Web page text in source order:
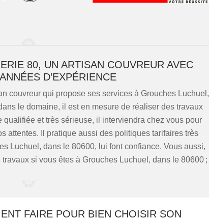
80, UN ARTISAN COUVREUR AVEC
D’EXPÉRIENCE
couvreur qui propose ses services à Grouches Luchuel,
le domaine, il est en mesure de réaliser des travaux
et très sérieuse, il interviendra chez vous pour
attentes. Il pratique aussi des politiques tarifaires très
Luchuel, dans le 80600, lui font confiance. Vous aussi,
si vous êtes à Grouches Luchuel, dans le 80600 ;
FAIRE POUR BIEN CHOISIR SON